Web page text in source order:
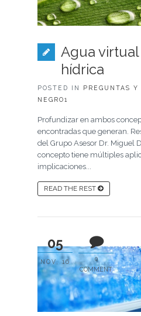
Agua
hídrica
POSTED IN PREGUNTAS Y
NEGRO1
Profundizar en ambos
encontradas que generan.
del Grupo Asesor Dr. Miguel
concepto tiene múltiples
implicaciones...
READ THE REST
05
NOV, 16
0
COMMENT